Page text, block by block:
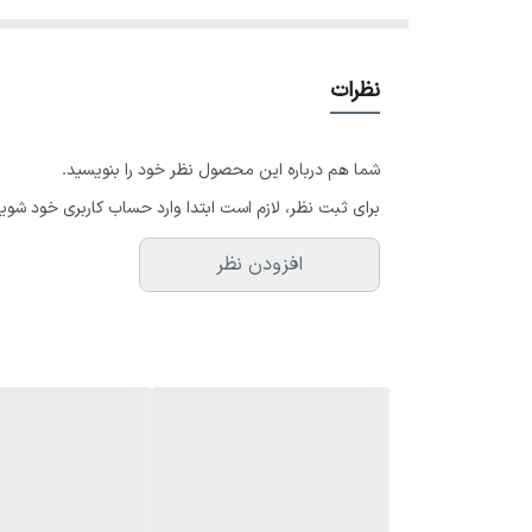
نظرات
شما هم درباره این محصول نظر خود را بنویسید.
برای ثبت نظر، لازم است ابتدا وارد حساب کاربری خود
افزودن نظر